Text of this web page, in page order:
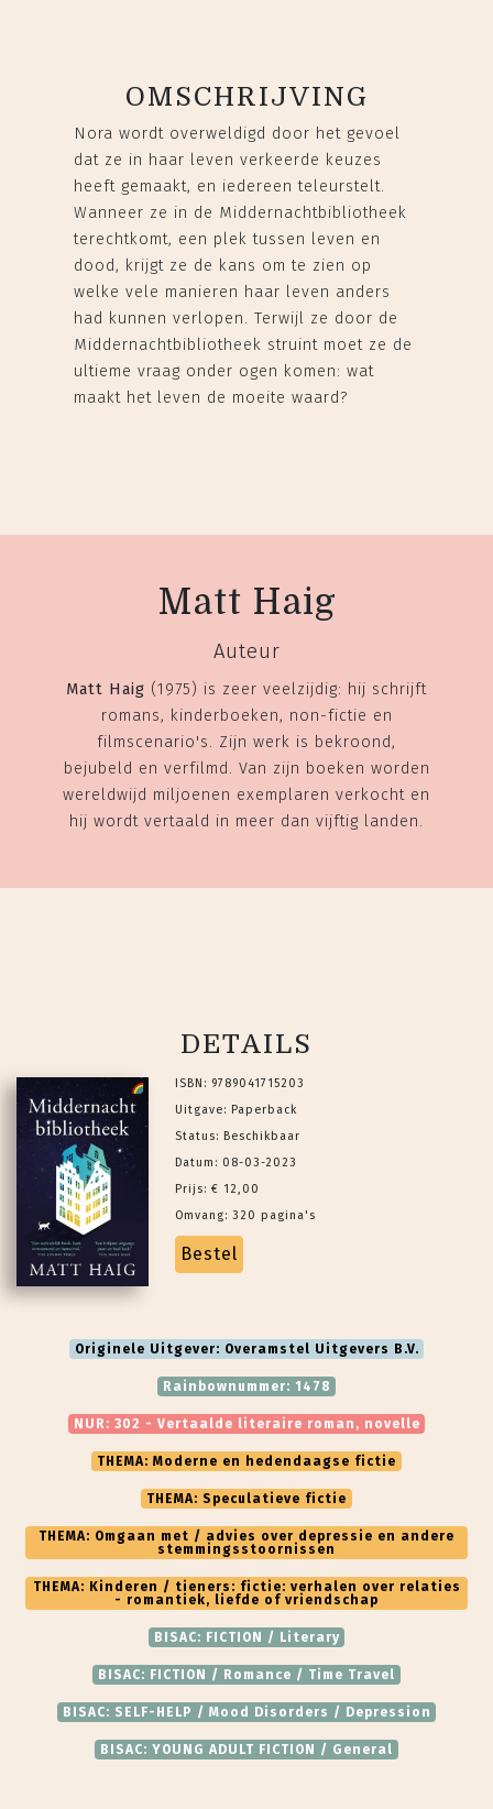
OMSCHRIJVING
Nora wordt overweldigd door het gevoel
dat ze in haar leven verkeerde keuzes
heeft gemaakt, en iedereen teleurstelt.
Wanneer ze in de Middernachtbibliotheek
terechtkomt, een plek tussen leven en
dood, krijgt ze de kans om te zien op
welke vele manieren haar leven anders
had kunnen verlopen. Terwijl ze door de
Middernachtbibliotheek struint moet ze de
ultieme vraag onder ogen komen: wat
maakt het leven de moeite waard?
Matt Haig
Auteur
Matt Haig (1975) is zeer veelzijdig: hij schrijft
romans, kinderboeken, non-fictie en
filmscenario's. Zijn werk is bekroond,
bejubeld en verfilmd. Van zijn boeken worden
wereldwijd miljoenen exemplaren verkocht en
hij wordt vertaald in meer dan vijftig landen.
DETAILS
ISBN: 9789041715203
Uitgave: Paperback
Status: Beschikbaar
Datum: 08-03-2023
Prijs: € 12,00
Omvang: 320 pagina's
Bestel
Originele Uitgever: Overamstel Uitgevers B.V.
Rainbownummer: 1478
NUR: 302 - Vertaalde literaire roman, novelle
THEMA: Moderne en hedendaagse fictie
THEMA: Speculatieve fictie
THEMA: Omgaan met / advies over depressie en andere
stemmingsstoornissen
THEMA: Kinderen / tieners: fictie: verhalen over relaties
- romantiek, liefde of vriendschap
BISAC: FICTION / Literary
BISAC: FICTION / Romance / Time Travel
BISAC: SELF-HELP / Mood Disorders / Depression
BISAC: YOUNG ADULT FICTION / General